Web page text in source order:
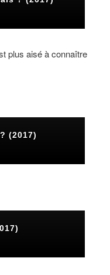
plus aisé à connaître